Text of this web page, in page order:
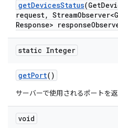
getDevicesStatus(Get
request, Stream
Response> response
static Integer
getPort()
サーバーで使用されるポートを返
void